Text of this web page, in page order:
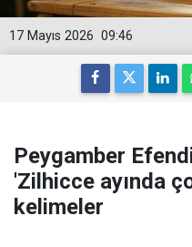
09:46
17 Mayıs 2026
Peygamber
'Zilhicce ayında
kelimeler